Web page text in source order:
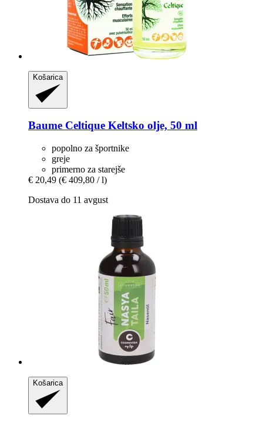
Košarica
Baume Celtique Keltsko olje, 50 ml
popolno za športnike
greje
primerno za starejše
€ 20,49 (€ 409,80 / l)
Dostava do 11 avgust
Košarica